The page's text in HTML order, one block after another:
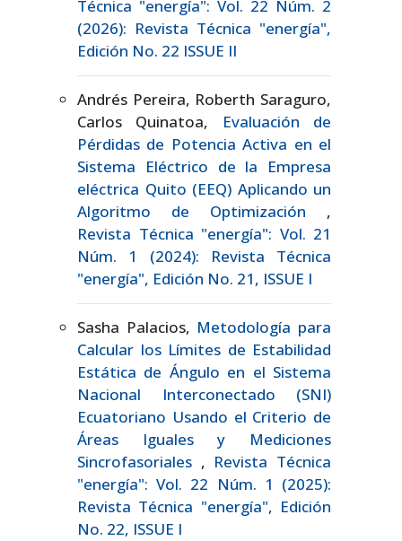
Técnica "energía": Vol. 22 Núm. 2
(2026): Revista Técnica "energía",
Edición No. 22 ISSUE II
Andrés Pereira, Roberth Saraguro,
Carlos Quinatoa,
Evaluación de
Pérdidas de Potencia Activa en el
Sistema Eléctrico de la Empresa
eléctrica Quito (EEQ) Aplicando un
Algoritmo de Optimización ,
Revista Técnica "energía": Vol. 21
Núm. 1 (2024): Revista Técnica
"energía", Edición No. 21, ISSUE I
Sasha Palacios, Metodología para
Calcular los Límites de Estabilidad
Estática de Ángulo en el Sistema
Nacional Interconectado (SNI)
Ecuatoriano Usando el Criterio de
Áreas Iguales y Mediciones
Sincrofasoriales , Revista Técnica
"energía": Vol. 22 Núm. 1 (2025):
Revista Técnica "energía", Edición
No. 22, ISSUE I